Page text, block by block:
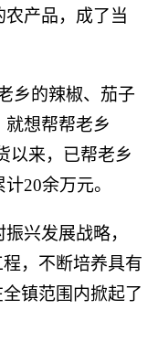
产品，成了当
乡的辣椒、茄子
想帮帮老乡
以来，已帮老乡
20余万元。
兴发展战略，
，不断培养具有
镇范围内掀起了